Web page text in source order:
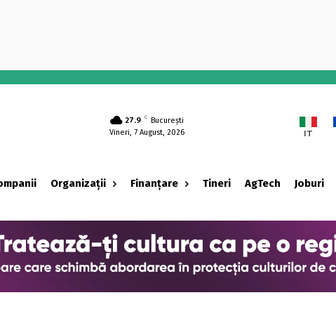
27.9 C București
Vineri, 7 August, 2026
IT
Organizații Finanțare Tineri AgTech Joburi
-